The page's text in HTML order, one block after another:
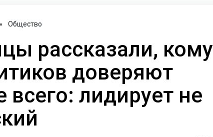
» Общество
рассказали, кому
доверяют
всего: лидирует не